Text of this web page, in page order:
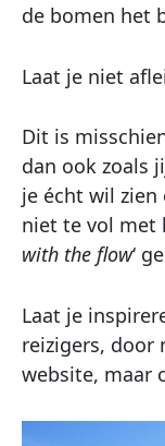
de bomen het
Laat je niet
Dit is
dan ook zoals
je écht wil zien
niet te vol met
with the flow‘
Laat je
reizigers, door
website, maar